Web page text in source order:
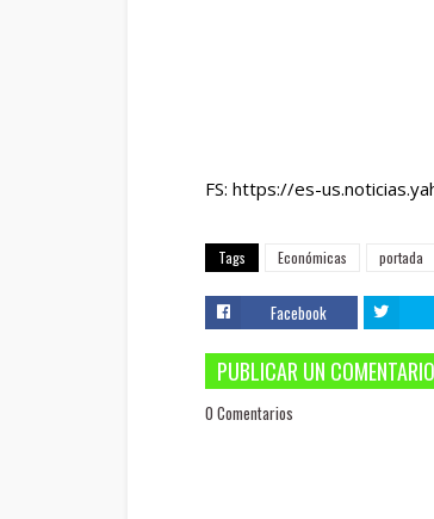
FS: https://es-
Tags Económicas portada
Facebook
PUBLICAR UN COMENTARIO
0 Comentarios